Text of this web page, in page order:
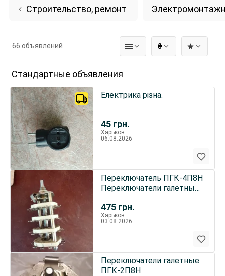
Строительство, ремонт
₴
66 объявлений
Стандартные объявления
45 грн.
Електрика різна.
Харьков
06.08.2026
475 грн.
Переключатель ПГК-4П8Н
Переключатели галетные
Харьков
03.08.2026
Переключатели галетные
ПГК-2П8Н